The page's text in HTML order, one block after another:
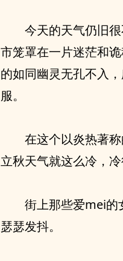
今天的天气仍旧
市笼罩在一片迷茫和
的如同幽灵无孔不入
服。
在这个以炎热著
立秋天气就这么冷，冷
街上那些爱mei的
瑟瑟发抖。